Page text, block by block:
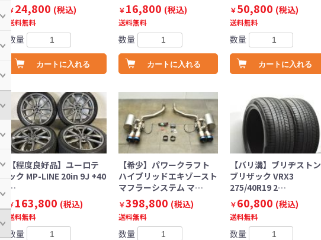
￥24,800 (税込)
送料無料
数量
カートに入れる
￥16,800 (税込)
送料無料
数量
カートに入れる
￥50,800 (税込)
送料無料
数量
カートに入れる
【程度良好品】ユーロテ
ック MP-LINE 20in 9J +40
…
￥163,800 (税込)
送料無料
数量
【希少】パワークラフト
ハイブリッドエキゾースト
マフラーシステム マ…
￥398,800 (税込)
送料無料
数量
【バリ溝】ブリヂストン
ブリザック VRX3
275/40R19 2…
￥60,800 (税込)
送料無料
数量